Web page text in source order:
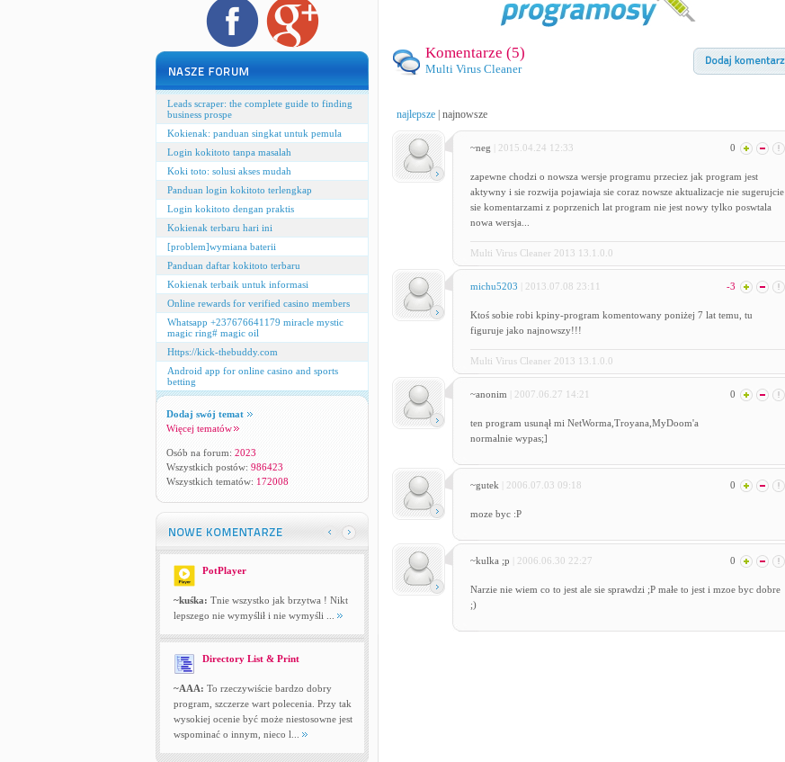
Leads scraper: the complete guide to finding
business prospe
Kokienak: panduan singkat untuk pemula
Login kokitoto tanpa masalah
Koki toto: solusi akses mudah
Panduan login kokitoto terlengkap
Login kokitoto dengan praktis
Kokienak terbaru hari ini
[problem]wymiana baterii
Panduan daftar kokitoto terbaru
Kokienak terbaik untuk informasi
Online rewards for verified casino members
Whatsapp +237676641179 miracle mystic
magic ring# magic oil
Https://kick-thebuddy.com
Android app for online casino and sports
betting
Dodaj swój temat
Więcej tematów
Osób na forum: 2023
Wszystkich postów: 986423
Wszystkich tematów: 172008
PotPlayer
~kuśka: Tnie wszystko jak brzytwa ! Nikt
lepszego nie wymyślił i nie wymyśli ...
Directory List & Print
~AAA: To rzeczywiście bardzo dobry
program, szczerze wart polecenia. Przy tak
wysokiej ocenie być może niestosowne jest
wspominać o innym, nieco l...
Komentarze (5)
Multi Virus Cleaner
najlepsze| najnowsze
~neg | 2015.04.24 12:33 0
zapewne chodzi o nowsza wersje programu przeciez jak program jest
aktywny i sie rozwija pojawiaja sie coraz nowsze aktualizacje nie sugerujcie
sie komentarzami z poprzenich lat program nie jest nowy tylko poswtala
nowa wersja...
Multi Virus Cleaner 2013 13.1.0.0
michu5203 | 2013.07.08 23:11 -3
Ktoś sobie robi kpiny-program komentowany poniżej 7 lat temu, tu
figuruje jako najnowszy!!!
Multi Virus Cleaner 2013 13.1.0.0
~anonim | 2007.06.27 14:21 0
ten program usunął mi NetWorma,Troyana,MyDoom'a
normalnie wypas;]
~gutek | 2006.07.03 09:18 0
moze byc :P
~kulka ;p | 2006.06.30 22:27 0
Narzie nie wiem co to jest ale sie sprawdzi ;P małe to jest i mzoe byc dobre
;)